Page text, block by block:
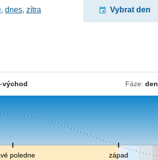
,dnes,zítra Vybrat den
východ Fáze: den
poledne západ